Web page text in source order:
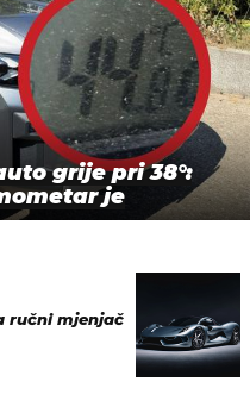
grije pri 38°:
je
ručni mjenjač